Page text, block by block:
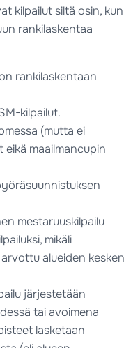
kilpailut siltä osin, kun
rankilaskentaa
rankilaskentaan
kilpailut.
(mutta ei
eikä maailmancupin
mestaruuskilpailu
mikäli
alueiden kesken
järjestetään
tai avoimena
lasketaan